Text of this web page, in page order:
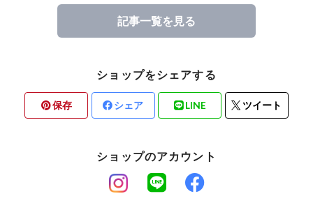
ひとめぼれ（山形）
記事一覧を見る
ショップをシェアする
保存 シェア LINE ツイート
ショップのアカウント